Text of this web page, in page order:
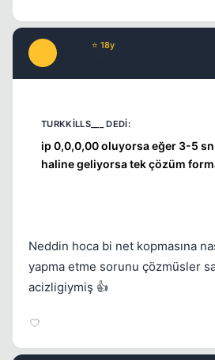
⭐ 18y
ip 0,0,0,00 oluyorsa eğer 3-5
haline geliyorsa tek çözüm
Neddin hoca bi net kopmasına
yapma etme sorunu çözmüsler
acizligiymiş 👍